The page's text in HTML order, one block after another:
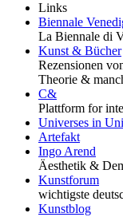
Links
Biennale
La Biennale di
Kunst & Bücher
Rezensionen
Theorie &
C&
Plattform for
Universes in
Artefakt
Ingo Arend
Äesthetik &
Kunstforum
wichtigste
Kunstblog